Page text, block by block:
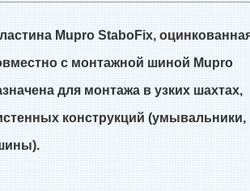
Mupro StaboFix,
с монтажной шиной Mupro
для монтажа в узких шахтах,
конструкций (умывальники,